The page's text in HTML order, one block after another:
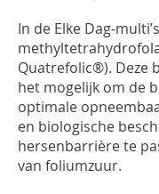
In de Elke Dag-
Quatrefolic®). Deze
het mogelijk om de
optimale
en biologische
hersenbarrière te
van foliumzuur.